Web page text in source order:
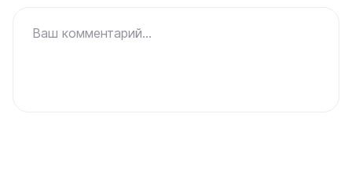
Ваш комментарий...